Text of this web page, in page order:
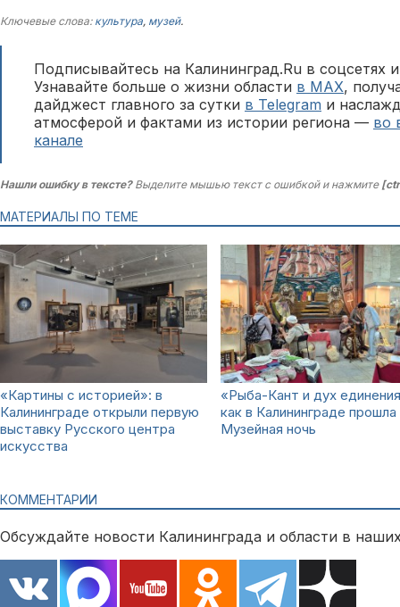
Ключевые слова: культура, музей.
Подписывайтесь на Калининград.Ru в соцсетях
Узнавайте больше о жизни области в MAX,
дайджест главного за сутки в Telegram и
атмосферой и фактами из истории региона — во
канале
Нашли ошибку в тексте?Выделите мышью текст с ошибкой и нажмите
МАТЕРИАЛЫ ПО ТЕМЕ
«Картины с историей»: в
Калининграде открыли первую
выставку Русского центра
искусства
«Рыба-Кант и дух
как в Калининграде прошла
Музейная ночь
КОММЕНТАРИИ
Обсуждайте новости Калининграда и области в